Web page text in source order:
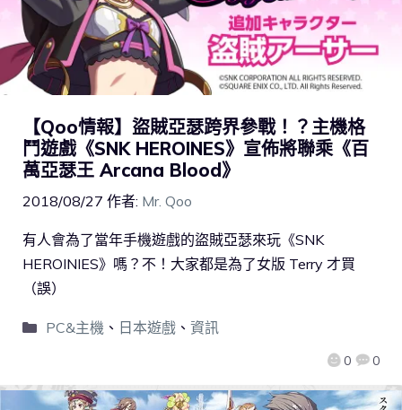
【Qoo情報】盜賊亞瑟跨界參戰！？主機格
鬥遊戲《SNK HEROINES》宣佈將聯乘《百
萬亞瑟王 Arcana Blood》
2018/08/27 作者: Mr. Qoo
0 0
有人會為了當年手機遊戲的盜賊亞瑟來玩《SNK
HEROINIES》嗎？不！大家都是為了女版 Terry 才買
（誤）
PC&主機、 日本遊戲、 資訊